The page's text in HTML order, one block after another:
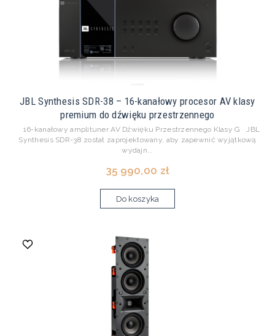
JBL Synthesis SDR-38 – 16-kanałowy procesor AV klasy
premium do dźwięku przestrzennego
16-kanałowy amplituner AV Dźwięku Przestrzennego Klasy G JBL
Synthesis SDR-38 został zaprojektowany, aby zapewnić wyjątkową
wydajn...
35 990,00 zł
Do koszyka